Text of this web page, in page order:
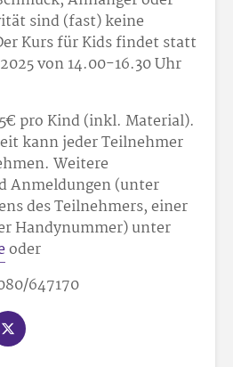
sind (fast) keine
Kurs für Kids findet statt
von 14.00-16.30 Uhr
€ pro Kind (inkl. Material).
kann jeder Teilnehmer
Weitere
Anmeldungen (unter
des Teilnehmers, einer
Handynummer) unter
oder
647170